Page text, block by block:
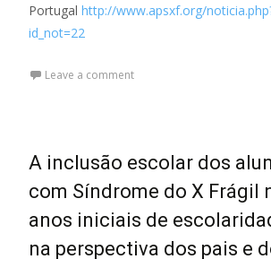
Portugal http://www.apsxf.org/
id_not=22
Leave a comment
A inclusão escolar dos
com Síndrome do X Frágil
anos iniciais de
na perspectiva dos pais e